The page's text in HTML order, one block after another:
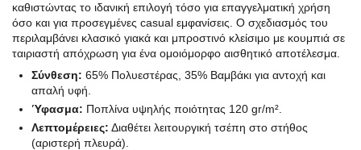
καθιστώντας το ιδανική επιλογή τόσο για επαγγελματική χρήση
όσο και για προσεγμένες casual εμφανίσεις. Ο σχεδιασμός του
περιλαμβάνει κλασικό γιακά και μπροστινό κλείσιμο με κουμπιά σε
ταιριαστή απόχρωση για ένα ομοιόμορφο αισθητικό αποτέλεσμα.
Σύνθεση: 65% Πολυεστέρας, 35% Βαμβάκι για αντοχή και
απαλή υφή.
Ύφασμα: Ποπλίνα υψηλής ποιότητας 120 gr/m².
Λεπτομέρειες: Διαθέτει λειτουργική τσέπη στο στήθος
(αριστερή πλευρά).